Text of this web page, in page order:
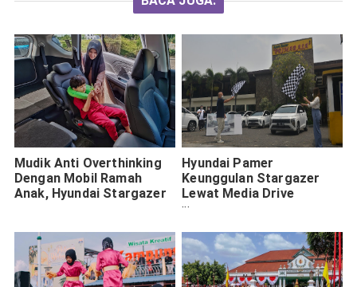
Mudik Anti Overthinking
Dengan Mobil Ramah
Anak, Hyundai Stargazer
Hyundai Pamer
Keunggulan Stargazer
Lewat Media Drive
Surabaya-Malang